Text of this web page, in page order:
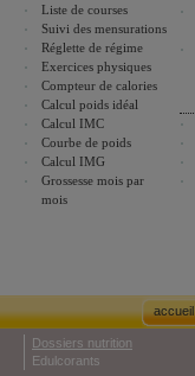
Liste de courses
Suivi des mensurations
Réglette de régime
Exercices physiques
Compteur de calories
Calcul poids idéal
Calcul IMC
Courbe de poids
Calcul IMG
Grossesse mois par
mois
accueil
Dossiers nutrition
Edulcorants